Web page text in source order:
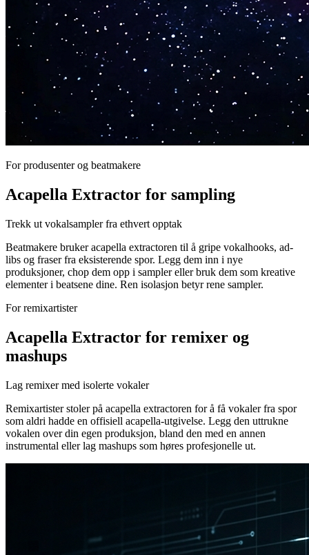
For produsenter og beatmakere
Acapella Extractor for sampling
Trekk ut vokalsampler fra ethvert opptak
Beatmakere bruker acapella extractoren til å gripe vokalhooks, ad-
libs og fraser fra eksisterende spor. Legg dem inn i nye
produksjoner, chop dem opp i sampler eller bruk dem som kreative
elementer i beatsene dine. Ren isolasjon betyr rene sampler.
For remixartister
Acapella Extractor for remixer og
mashups
Lag remixer med isolerte vokaler
Remixartister stoler på acapella extractoren for å få vokaler fra spor
som aldri hadde en offisiell acapella-utgivelse. Legg den uttrukne
vokalen over din egen produksjon, bland den med en annen
instrumental eller lag mashups som høres profesjonelle ut.